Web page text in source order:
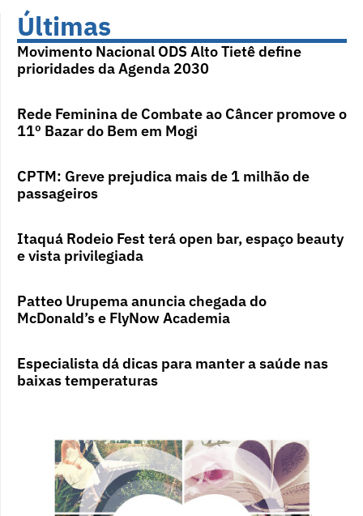
Últimas
Movimento Nacional ODS Alto Tietê define
prioridades da Agenda 2030
Rede Feminina de Combate ao Câncer promove o
11º Bazar do Bem em Mogi
CPTM: Greve prejudica mais de 1 milhão de
passageiros
Itaquá Rodeio Fest terá open bar, espaço beauty
e vista privilegiada
Patteo Urupema anuncia chegada do
McDonald’s e FlyNow Academia
Especialista dá dicas para manter a saúde nas
baixas temperaturas